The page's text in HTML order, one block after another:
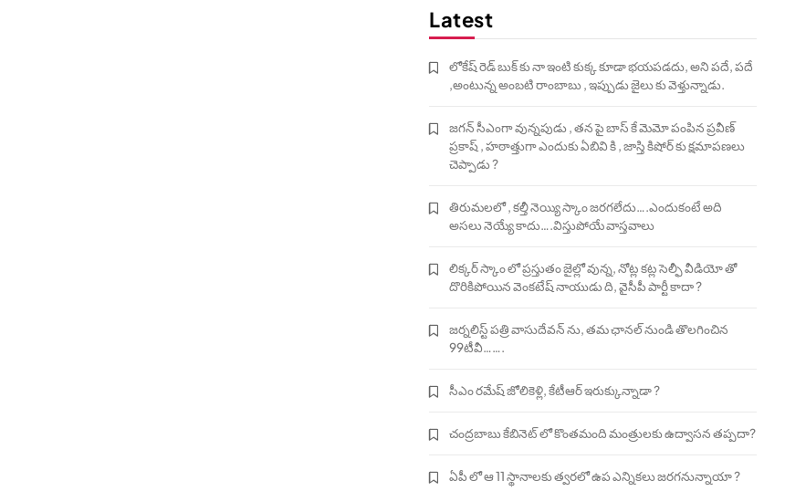
Latest
లోకేష్ రెడ్ బుక్ కు నా ఇంటి కుక్క కూడా భయపడదు, అని పదే, పదే
,అంటున్న అంబటి రాంబాబు , ఇప్పుడు జైలు కు వెళ్తున్నాడు.
జగన్ సీఎంగా వున్నపుడు , తన పై బాస్ కే మెమో పంపిన ప్రవీణ్
ప్రకాష్ , హఠాత్తుగా ఎందుకు ఏబివి కి , జాస్తి కిషోర్ కు క్షమాపణలు
చెప్పాడు ?
తిరుమలలో , కల్తీ నెయ్యి స్కాం జరగలేదు….ఎందుకంటే అది
అసలు నెయ్యే కాదు….విస్తుపోయే వాస్తవాలు
లిక్కర్ స్కాం లో ప్రస్తుతం జైల్లో వున్న, నోట్ల కట్ల సెల్ఫీ వీడియో తో
దొరికిపోయిన వెంకటేష్ నాయుడు ది, వైసీపీ పార్టీ కాదా ?
జర్నలిస్ట్ పత్రి వాసుదేవన్ ను, తమ ఛానల్ నుండి తొలగించిన
99టీవీ…….
సీఎం రమేష్ జోలికెళ్లి, కేటీఆర్ ఇరుక్కున్నాడా ?
చంద్రబాబు కేబినెట్ లో కొంతమంది మంత్రులకు ఉద్వాసన తప్పదా?
ఏపీ లో ఆ 11 స్థానాలకు త్వరలో ఉప ఎన్నికలు జరగనున్నాయా ?